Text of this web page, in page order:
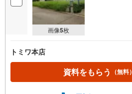
画像5枚
トミワ本店
資料をもらう （無料）